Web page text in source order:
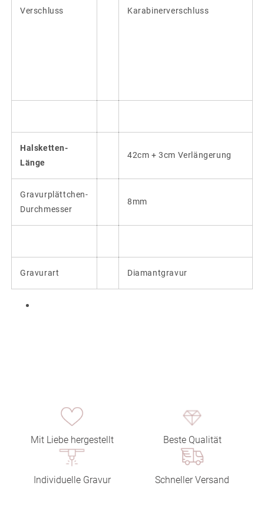
Verschluss Karabinerverschluss
Halsketten-
Länge
42cm + 3cm Verlängerung
Gravurplättchen-
Durchmesser
8mm
Gravurart Diamantgravur
Mit Liebe hergestellt Beste Qualität
Individuelle Gravur Schneller Versand